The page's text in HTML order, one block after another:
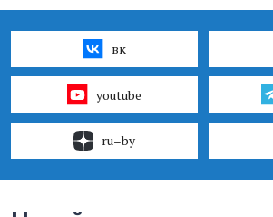
вк
youtube
ru–by